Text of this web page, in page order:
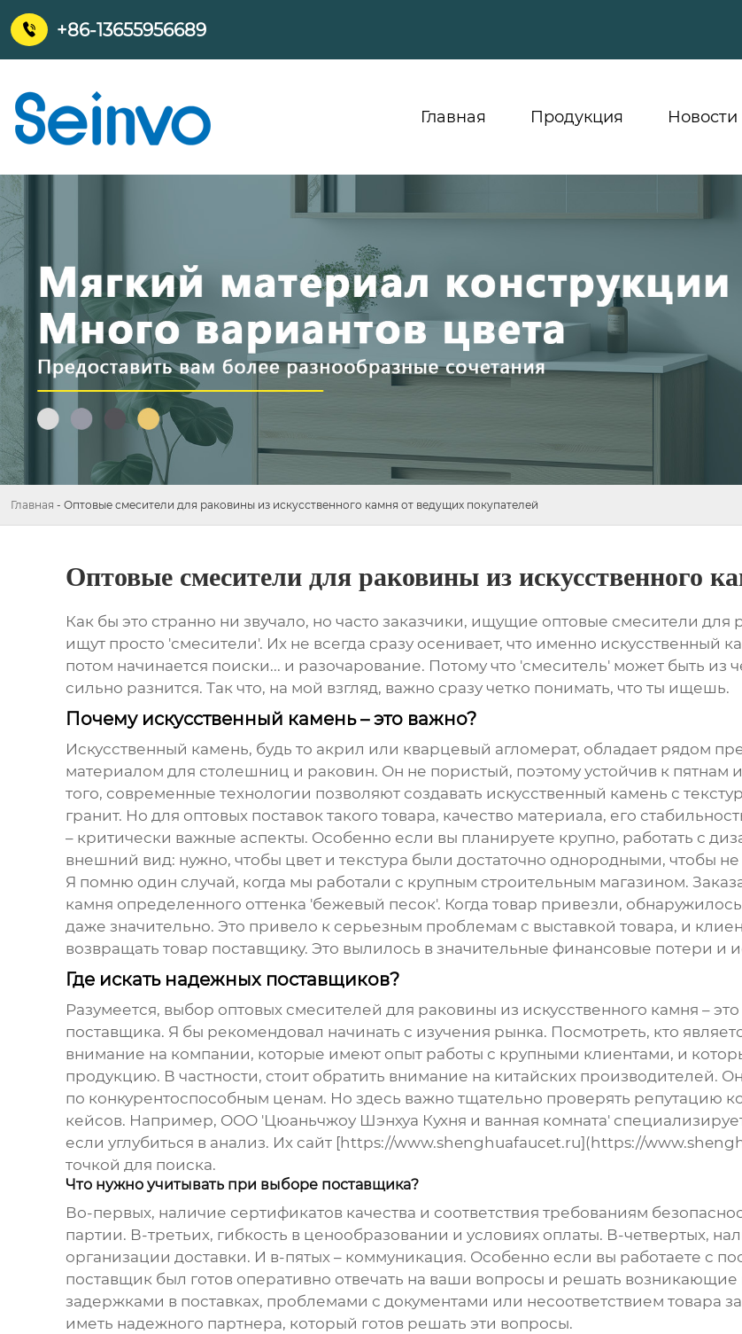
 +86-13655956689
Главная Продукция Новости
Главная - Оптовые смесители для раковины из искусственного камня от ведущих покупателей
Оптовые смесители для раковины из искусственного
Как бы это странно ни звучало, но часто заказчики, ищущие оптовые смесители для
ищут просто 'смесители'. Их не всегда сразу осенивает, что именно искусственный
потом начинается поиски... и разочарование. Потому что 'смеситель' может быть из
сильно разнится. Так что, на мой взгляд, важно сразу четко понимать, что ты ищешь.
Почему искусственный камень – это важно?
Искусственный камень, будь то акрил или кварцевый агломерат, обладает рядом
материалом для столешниц и раковин. Он не пористый, поэтому устойчив к
того, современные технологии позволяют создавать искусственный камень с
гранит. Но для оптовых поставоктакого товара, качество материала, его
– критически важные аспекты. Особенно если вы планируете крупно, работать с
внешний вид: нужно, чтобы цвет и текстура были достаточно однородными, чтобы
Я помню один случай, когда мы работали с крупным строительным магазином.
камня определенного оттенка 'бежевый песок'. Когда товар привезли,
даже значительно. Это привело к серьезным проблемам с выставкой товара, и
возвращать товар поставщику. Это вылилось в значительные финансовые потери и
Где искать надежных поставщиков?
Разумеется, выбор оптовых смесителей для раковины из искусственного камня –
поставщика. Я бы рекомендовал начинать с изучения рынка. Посмотреть, кто
внимание на компании, которые имеют опыт работы с крупными клиентами, и
продукцию. В частности, стоит обратить внимание на китайских производителей.
по конкурентоспособным ценам. Но здесь важно тщательно проверять репутацию
кейсов. Например, ООО 'Цюаньчжоу Шэнхуа Кухня и ванная комната'
если углубиться в анализ. Их сайт [https://www.shenghuafaucet.ru](https://
точкой для поиска.
Что нужно учитывать при выборе поставщика?
Во-первых, наличие сертификатов качества и соответствия требованиям
партии. В-третьих, гибкость в ценообразовании и условиях оплаты. В-четвертых,
организации доставки. И в-пятых – коммуникация. Особенно если вы работаете с
поставщик был готов оперативно отвечать на ваши вопросы и решать
задержками в поставках, проблемами с документами или несоответствием товара
иметь надежного партнера, который готов решать эти вопросы.